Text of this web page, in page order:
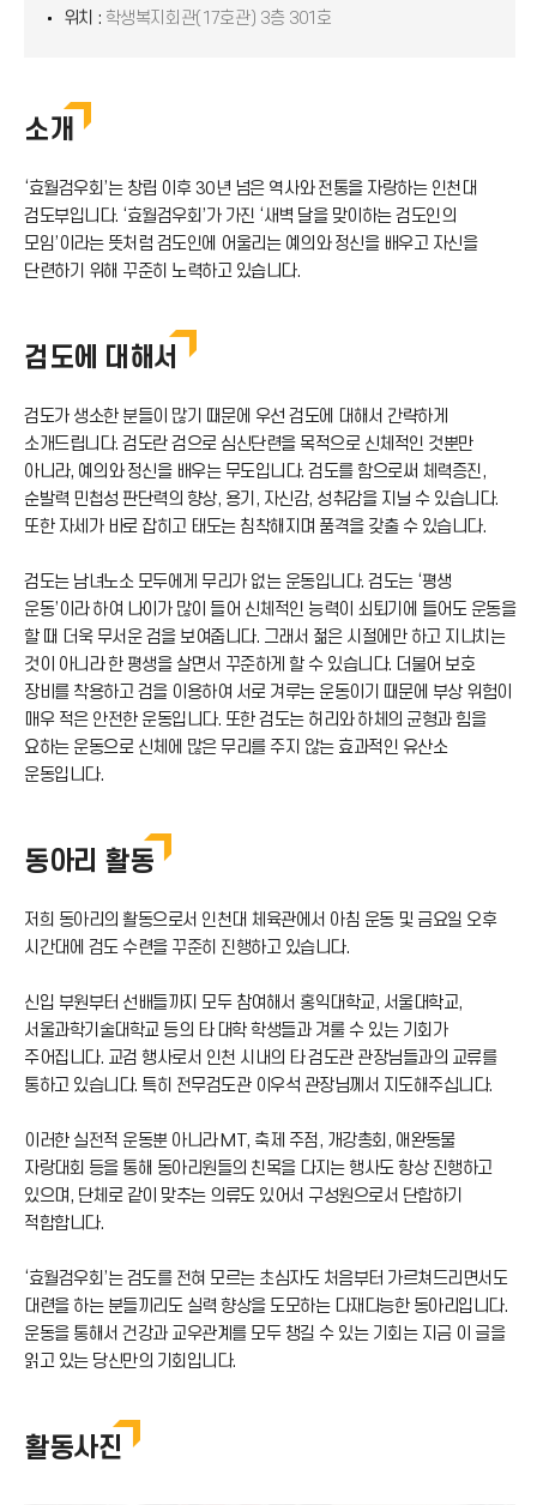
BOSS
페더스
인풋아웃풋
위치 : 학생복지회관(17호관) 3층 301호
소개
‘효월검우회’는 창립 이후 30년 넘은 역사와 전통을 자랑하는 인천대
검도부입니다. ‘효월검우회’가 가진 ‘새벽 달을 맞이하는 검도인의
모임’이라는 뜻처럼 검도인에 어울리는 예의와 정신을 배우고 자신을
단련하기 위해 꾸준히 노력하고 있습니다.
검도에 대해서
검도가 생소한 분들이 많기 때문에 우선 검도에 대해서 간략하게
소개드립니다. 검도란 검으로 심신단련을 목적으로 신체적인 것뿐만
아니라, 예의와 정신을 배우는 무도입니다. 검도를 함으로써 체력증진,
순발력 민첩성 판단력의 향상, 용기, 자신감, 성취감을 지닐 수 있습니다.
또한 자세가 바로 잡히고 태도는 침착해지며 품격을 갖출 수 있습니다.
검도는 남녀노소 모두에게 무리가 없는 운동입니다. 검도는 ‘평생
운동’이라 하여 나이가 많이 들어 신체적인 능력이 쇠퇴기에 들어도 운동을
할 때 더욱 무서운 검을 보여줍니다. 그래서 젊은 시절에만 하고 지나치는
것이 아니라 한 평생을 살면서 꾸준하게 할 수 있습니다. 더불어 보호
장비를 착용하고 검을 이용하여 서로 겨루는 운동이기 때문에 부상 위험이
매우 적은 안전한 운동입니다. 또한 검도는 허리와 하체의 균형과 힘을
요하는 운동으로 신체에 많은 무리를 주지 않는 효과적인 유산소
운동입니다.
동아리 활동
저희 동아리의 활동으로서 인천대 체육관에서 아침 운동 및 금요일 오후
시간대에 검도 수련을 꾸준히 진행하고 있습니다.
신입 부원부터 선배들까지 모두 참여해서 홍익대학교, 서울대학교,
서울과학기술대학교 등의 타 대학 학생들과 겨룰 수 있는 기회가
주어집니다. 교검 행사로서 인천 시내의 타 검도관 관장님들과의 교류를
통하고 있습니다. 특히 전무검도관 이우석 관장님께서 지도해주십니다.
이러한 실전적 운동뿐 아니라 MT, 축제 주점, 개강총회, 애완동물
자랑대회 등을 통해 동아리원들의 친목을 다지는 행사도 항상 진행하고
있으며, 단체로 같이 맞추는 의류도 있어서 구성원으로서 단합하기
적합합니다.
‘효월검우회’는 검도를 전혀 모르는 초심자도 처음부터 가르쳐드리면서도
대련을 하는 분들끼리도 실력 향상을 도모하는 다재다능한 동아리입니다.
운동을 통해서 건강과 교우관계를 모두 챙길 수 있는 기회는 지금 이 글을
읽고 있는 당신만의 기회입니다.
활동사진